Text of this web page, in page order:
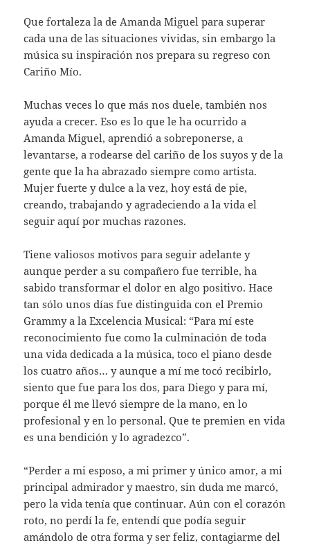
Que fortaleza la de Amanda Miguel para superar
cada una de las situaciones vividas, sin embargo la
música su inspiración nos prepara su regreso con
Cariño Mío.
Muchas veces lo que más nos duele, también nos
ayuda a crecer. Eso es lo que le ha ocurrido a
Amanda Miguel, aprendió a sobreponerse, a
levantarse, a rodearse del cariño de los suyos y de la
gente que la ha abrazado siempre como artista.
Mujer fuerte y dulce a la vez, hoy está de pie,
creando, trabajando y agradeciendo a la vida el
seguir aquí por muchas razones.
Tiene valiosos motivos para seguir adelante y
aunque perder a su compañero fue terrible, ha
sabido transformar el dolor en algo positivo. Hace
tan sólo unos días fue distinguida con el Premio
Grammy a la Excelencia Musical: “Para mí este
reconocimiento fue como la culminación de toda
una vida dedicada a la música, toco el piano desde
los cuatro años… y aunque a mí me tocó recibirlo,
siento que fue para los dos, para Diego y para mí,
porque él me llevó siempre de la mano, en lo
profesional y en lo personal. Que te premien en vida
es una bendición y lo agradezco”.
“Perder a mi esposo, a mi primer y único amor, a mi
principal admirador y maestro, sin duda me marcó,
pero la vida tenía que continuar. Aún con el corazón
roto, no perdí la fe, entendí que podía seguir
amándolo de otra forma y ser feliz, contagiarme del